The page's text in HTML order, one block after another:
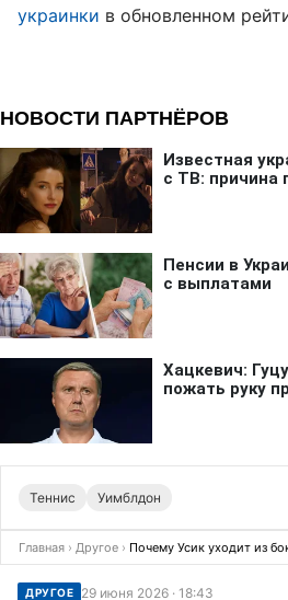
украинки в обновленном
Теннис Уимблдон
Главная › Другое › Почему Усик уходит из
ДРУГОЕ 29 июня 2026 · 18:43